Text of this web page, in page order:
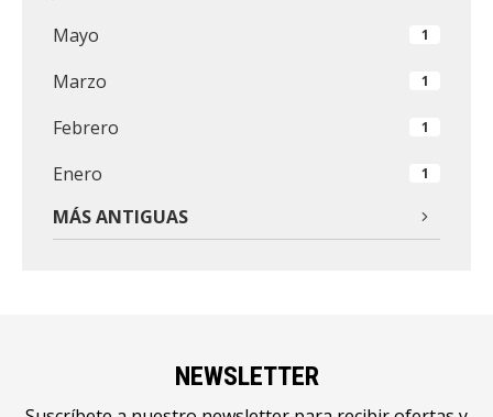
Mayo 1
Marzo 1
Febrero 1
Enero 1
MÁS ANTIGUAS
NEWSLETTER